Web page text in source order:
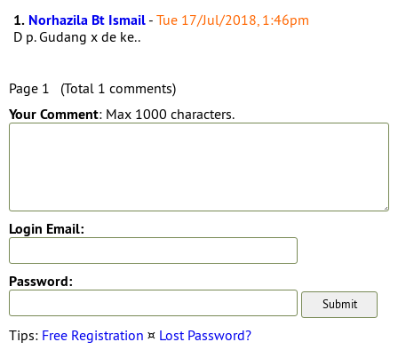
1. Norhazila Bt Ismail - Tue 17/Jul/2018, 1:46pm
D p. Gudang x de ke..
Page 1 (Total 1 comments)
Your Comment: Max 1000 characters.
Login Email:
Password:
Tips: Free Registration ¤ Lost Password?